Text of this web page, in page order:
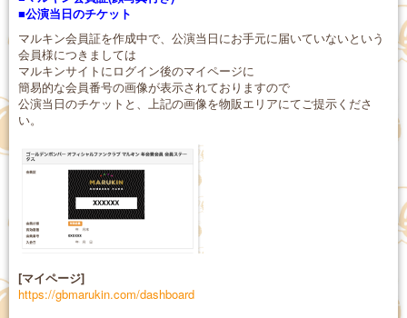
■公演当日のチケット
マルキン会員証を作成中で、公演当日にお手元に届いていないという
会員様につきましては
マルキンサイトにログイン後のマイページに
簡易的な会員番号の画像が表示されておりますので
公演当日のチケットと、上記の画像を物販エリアにてご提示くださ
い。
[マイページ]
https://gbmarukin.com/dashboard